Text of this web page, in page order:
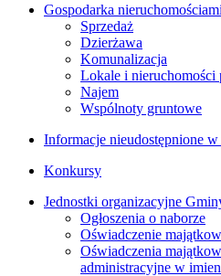
Gospodarka nieruchomościami
Sprzedaż
Dzierżawa
Komunalizacja
Lokale i nieruchomości
Najem
Wspólnoty gruntowe
Informacje nieudostępnione
Konkursy
Jednostki organizacyjne
Ogłoszenia o naborze
Oświadczenie
Oświadczenia
administracyjne w